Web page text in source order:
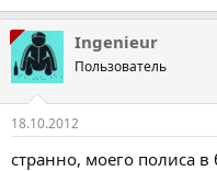
Ingenieur
Пользователь
18.10.2012
странно, моего полиса в